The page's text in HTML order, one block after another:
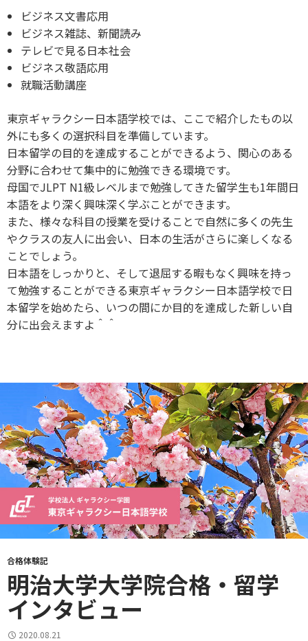
ビジネス文書応用
ビジネス雑誌、新聞読み
テレビで見る日本社会
ビジネス敬語応用
就職活動講座
東京ギャラクシー日本語学校では、ここで紹介したもの以
外にも多くの選択科目を準備しています。
日本留学の目的を達成することができるよう、関心のある
分野に合わせて集中的に勉強できる環境です。
母国でJLPT N1級レベルまで勉強してきた留学生も1年間日
本語をより深く興味深く学ぶことができます。
また、様々な科目の授業を受けることで自然に多くの先生
やクラスの友人に出会い、日本の生活がさらに楽しくなる
ことでしょう。
日本語をしっかりと、そして退屈する暇もなく興味を持っ
て勉強することができる東京ギャラクシー日本語学校で日
本留学を始めたら、いつの間にか目的を達成した新しい自
分に出会えますよ＾＾
合格体験記
明治大学大学院合格・留学
インタビュー
2020.08.21